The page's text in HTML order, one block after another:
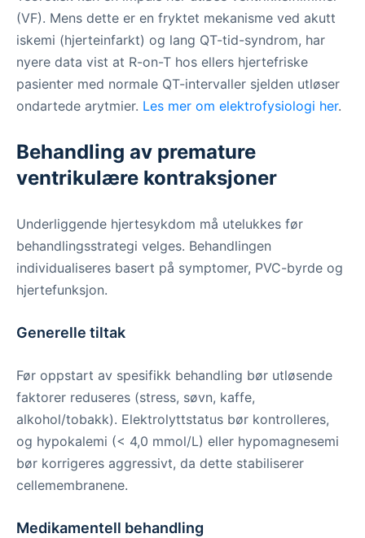
(VF). Mens dette er en fryktet mekanisme ved akutt
iskemi (hjerteinfarkt) og lang QT-tid-syndrom, har
nyere data vist at R-on-T hos ellers hjertefriske
pasienter med normale QT-intervaller sjelden utløser
ondartede arytmier. Les mer om elektrofysiologi her.
Behandling av premature
ventrikulære kontraksjoner
Underliggende hjertesykdom må utelukkes før
behandlingsstrategi velges. Behandlingen
individualiseres basert på symptomer, PVC-byrde og
hjertefunksjon.
Generelle tiltak
Før oppstart av spesifikk behandling bør utløsende
faktorer reduseres (stress, søvn, kaffe,
alkohol/tobakk). Elektrolyttstatus bør kontrolleres,
og hypokalemi (< 4,0 mmol/L) eller hypomagnesemi
bør korrigeres aggressivt, da dette stabiliserer
cellemembranene.
Medikamentell behandling